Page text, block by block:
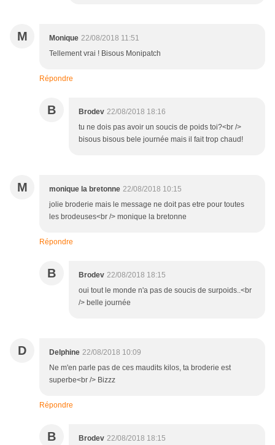
M Monique 22/08/2018 11:51
Tellement vrai ! Bisous Monipatch
Répondre
B Brodev 22/08/2018 18:16
tu ne dois pas avoir un soucis de poids toi?<br />
bisous bisous bele journée mais il fait trop chaud!
M monique la bretonne 22/08/2018 10:15
jolie broderie mais le message ne doit pas etre pour toutes
les brodeuses<br /> monique la bretonne
Répondre
B Brodev 22/08/2018 18:15
oui tout le monde n'a pas de soucis de surpoids..<br
/> belle journée
D Delphine 22/08/2018 10:09
Ne m'en parle pas de ces maudits kilos, ta broderie est
superbe<br /> Bizzz
Répondre
B Brodev 22/08/2018 18:15